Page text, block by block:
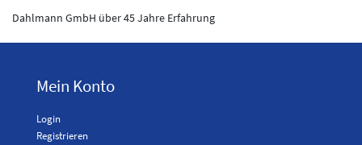
Dahlmann GmbH über 45 Jahre Erfahrung
Mein Konto
Login
Registrieren